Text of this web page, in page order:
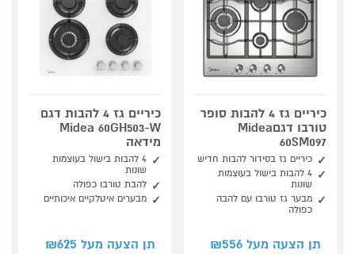
כיריים גז 4 להבות סופר
טורבו דגםMidea
60SM097
כיריים גז בסידור להבות חדיש
4 להבות בישול בעוצמות
שונות
מבער גז טורבו עם להבה
כפולה
תן הצעה מעל ₪ 556
כיריים גז 4 להבות דגם
Midea 60GH503-W
מידאה
4 להבות בישול בעוצמות
שונות
להבת טורבו כפולה
מבערים איטלקיים איכותיים
תן הצעה מעל ₪ 625